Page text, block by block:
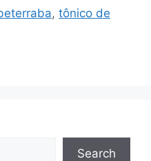
, tônico de
Search